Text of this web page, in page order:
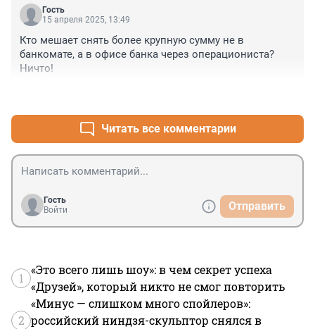
Гость
15 апреля 2025, 13:49
Кто мешает снять более крупную сумму не в
банкомате, а в офисе банка через операциониста?
Ничто!
Читать все комментарии
Гость
Войти
Отправить
1
«Это всего лишь шоу»: в чем секрет успеха
«Друзей», который никто не смог повторить
2
«Минус — слишком много спойлеров»:
российский ниндзя-скульптор снялся в